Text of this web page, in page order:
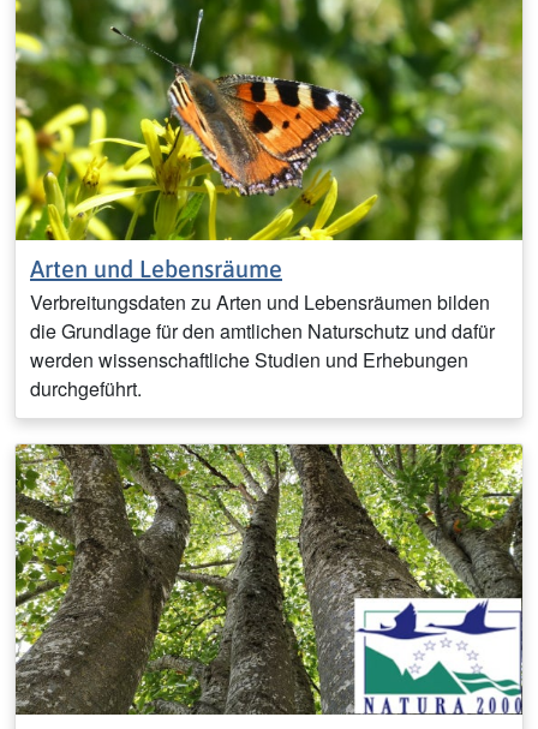
Arten und Lebensräume
Verbreitungsdaten zu Arten und Lebensräumen bilden
die Grundlage für den amtlichen Naturschutz und dafür
werden wissenschaftliche Studien und Erhebungen
durchgeführt.